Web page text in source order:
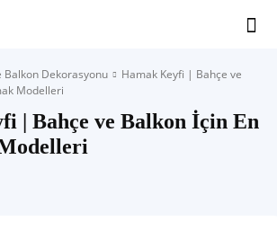
Balkon Dekorasyonu
Hamak Keyfi | Bahçe ve
Modelleri
| Bahçe ve Balkon İçin En